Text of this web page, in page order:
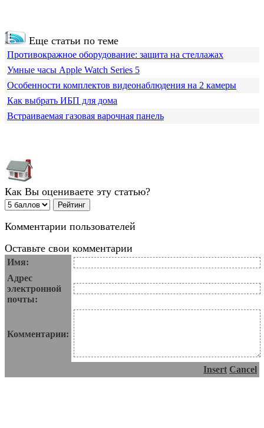
Еще статьи по теме
Противокражное оборудование: защита на стеллажах
Умные часы Apple Watch Series 5
Особенности комплектов видеонаблюдения на 2 камеры
Как выбрать ИБП для дома
Встраиваемая газовая варочная панель
Как Вы оцениваете эту статью?
Комментарии пользователей
Оставьте свои комментарии
Имя:
Адрес
электронной
почты:
Комментарии:
Insert Cancel